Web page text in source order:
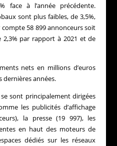
face à l’année précédente.
sont plus faibles, de 3,5%,
58 899 annonceurs soit
par rapport à 2021 et de
sont principalement dirigées
les publicités d’affichage
la presse (19 997), les
en haut des moteurs de
dédiés sur les réseaux